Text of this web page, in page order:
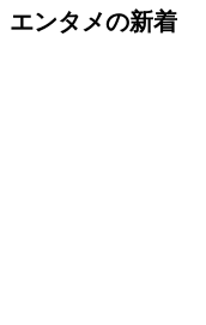
エンタメの新着